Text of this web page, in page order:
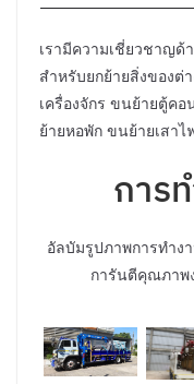
เรามีความเชี่ยวชาญด้
สำหรับยกย้ายสิ่งของต่
เครื่องจักร ขนย้ายตู้ค
ย้ายหอพัก ขนย้ายเสา
การ
อัลบัมรูปภาพการทำง
การันตีคุณภาพ